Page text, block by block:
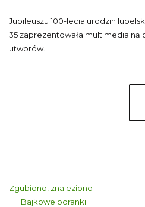
Jubileuszu 100-lecia urodzin
35 zaprezentowała
utworów.
Zgubiono, znaleziono
Bajkowe poranki